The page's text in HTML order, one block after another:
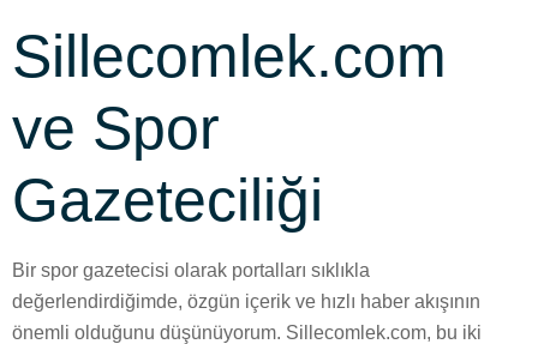
Sillecomlek.com
ve Spor
Gazeteciliği
Bir spor gazetecisi olarak portalları sıklıkla
değerlendirdiğimde, özgün içerik ve hızlı haber akışının
önemli olduğunu düşünüyorum. Sillecomlek.com, bu iki